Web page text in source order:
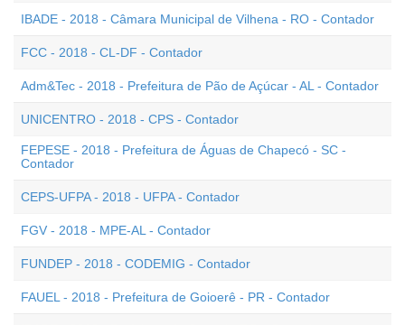
IBADE - 2018 - Câmara Municipal de Vilhena - RO - Contador
FCC - 2018 - CL-DF - Contador
Adm&Tec - 2018 - Prefeitura de Pão de Açúcar - AL - Contador
UNICENTRO - 2018 - CPS - Contador
FEPESE - 2018 - Prefeitura de Águas de Chapecó - SC -
Contador
CEPS-UFPA - 2018 - UFPA - Contador
FGV - 2018 - MPE-AL - Contador
FUNDEP - 2018 - CODEMIG - Contador
FAUEL - 2018 - Prefeitura de Goioerê - PR - Contador